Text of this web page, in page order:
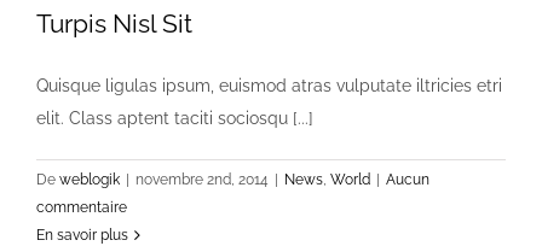
Turpis Nisl Sit
Quisque ligulas ipsum, euismod atras vulputate iltricies etri
elit. Class aptent taciti sociosqu [...]
De weblogik novembre 2nd, 2014 News, World
Aucun
commentaire
En savoir plus